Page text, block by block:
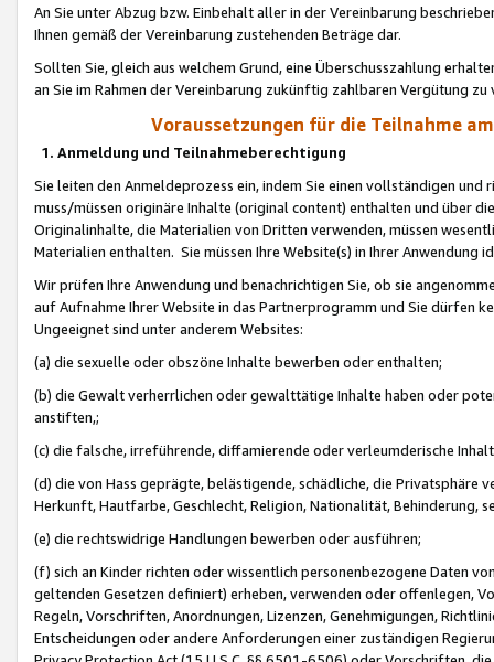
An Sie unter Abzug bzw. Einbehalt aller in der Vereinbarung
Ihnen gemäß der Vereinbarung zustehenden Beträge dar.
Sollten Sie, gleich aus welchem Grund, eine Überschusszahlung
an Sie im Rahmen der Vereinbarung zukünftig zahlbaren Vergütung zu
Voraussetzungen für die Teilnahme
1. Anmeldung und Teilnahmeberechtigung
Sie leiten den Anmeldeprozess ein, indem Sie einen vollständigen
muss/müssen originäre Inhalte (original content) enthalten und über
Originalinhalte, die Materialien von Dritten verwenden, müssen
Materialien enthalten. Sie müssen Ihre Website(s) in Ihrer Anwendung
Wir prüfen Ihre Anwendung und benachrichtigen Sie, ob sie
auf Aufnahme Ihrer Website in das Partnerprogramm und Sie dürfen
Ungeeignet sind unter anderem Websites:
(a) die sexuelle oder obszöne Inhalte bewerben oder enthalten;
(b) die Gewalt verherrlichen oder gewalttätige Inhalte haben oder
anstiften,;
(c) die falsche, irreführende, diffamierende oder verleumderische
(d) die von Hass geprägte, belästigende, schädliche, die Privatsphäre
Herkunft, Hautfarbe, Geschlecht, Religion, Nationalität, Behinderung,
(e) die rechtswidrige Handlungen bewerben oder ausführen;
(f) sich an Kinder richten oder wissentlich personenbezogene Daten
geltenden Gesetzen definiert) erheben, verwenden oder offenlegen,
Regeln, Vorschriften, Anordnungen, Lizenzen, Genehmigungen,
Entscheidungen oder andere Anforderungen einer zuständigen